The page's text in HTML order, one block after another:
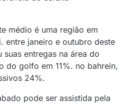
médio é uma região em
entre janeiro e outubro deste
entregas na área do
do golfo em 11%. no bahrein,
24%.
pode ser assistida pela